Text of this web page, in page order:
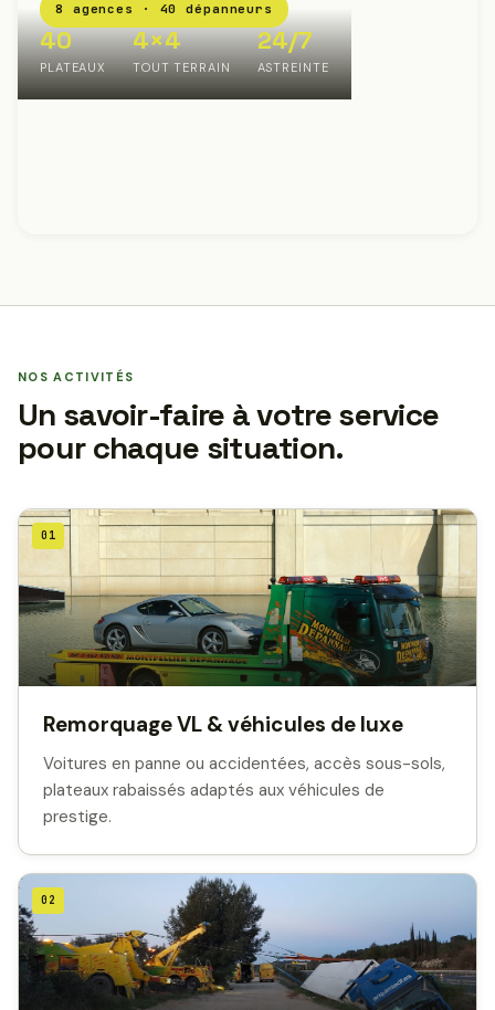
8 agences · 40 dépanneurs
40
PLATEAUX
4×4
TOUT TERRAIN
24/7
ASTREINTE
NOS ACTIVITÉS
Un savoir-faire à votre service
pour chaque situation.
01
Remorquage VL & véhicules de luxe
Voitures en panne ou accidentées, accès sous-sols,
plateaux rabaissés adaptés aux véhicules de
prestige.
02